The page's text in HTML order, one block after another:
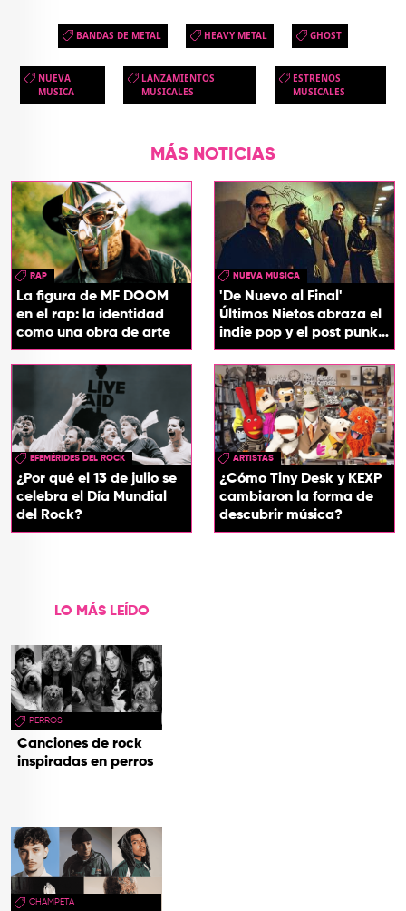
BANDAS DE METAL HEAVY METAL GHOST
NUEVA
MUSICA
LANZAMIENTOS
MUSICALES
ESTRENOS
MUSICALES
MÁS NOTICIAS
RAP
La figura de MF DOOM
en el rap: la identidad
como una obra de arte
NUEVA MUSICA
'De Nuevo al Final'
Últimos Nietos abraza el
indie pop y el post punk
en su nuevo EP
EFEMÉRIDES DEL ROCK
¿Por qué el 13 de julio se
celebra el Día Mundial
del Rock?
ARTISTAS
¿Cómo Tiny Desk y KEXP
cambiaron la forma de
descubrir música?
LO MÁS LEÍDO
PERROS
Canciones de rock
inspiradas en perros
CHAMPETA